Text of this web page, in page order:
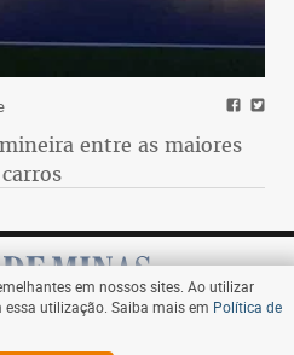
entre as maiores
em nossos sites. Ao utilizar
utilização. Saiba mais em Política de